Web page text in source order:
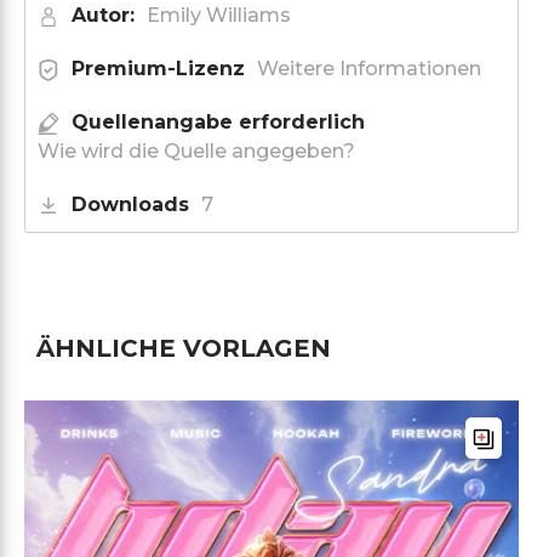
Autor: Emily Williams
Premium-Lizenz Weitere Informationen
Quellenangabe erforderlich
Wie wird die Quelle angegeben?
Downloads 7
ÄHNLICHE VORLAGEN